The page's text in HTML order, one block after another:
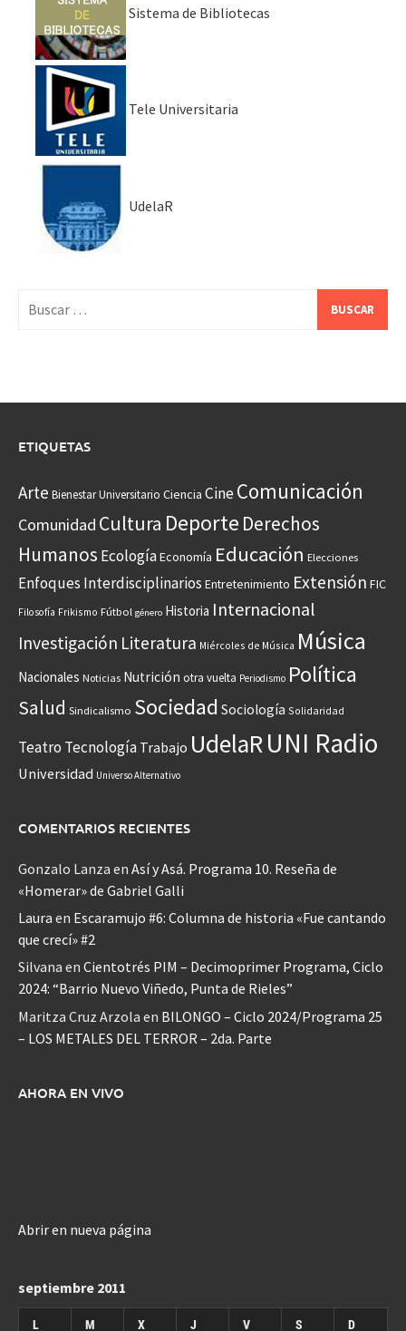
Sistema de Bibliotecas
Tele Universitaria
UdelaR
ETIQUETAS
Arte Bienestar Universitario Ciencia CineComunicación
Comunidad Cultura Deporte Derechos
Humanos EcologíaEconomía Educación Elecciones
Enfoques Interdisciplinarios Entretenimiento Extensión FIC
Filosofía Frikismo Fútbol género Historia Internacional
Investigación Literatura Miércoles de Música Música
Nacionales Noticias Nutrición otra vuelta Periodismo Política
Salud Sindicalismo Sociedad Sociología Solidaridad
Teatro Tecnología Trabajo UdelaR UNI Radio
Universidad Universo Alternativo
COMENTARIOS RECIENTES
Gonzalo Lanza en Así y Asá. Programa 10. Reseña de
«Homerar» de Gabriel Galli
Laura en Escaramujo #6: Columna de historia «Fue cantando
que crecí» #2
Silvana en Cientotrés PIM – Decimoprimer Programa, Ciclo
2024: “Barrio Nuevo Viñedo, Punta de Rieles”
Maritza Cruz Arzola en BILONGO – Ciclo 2024/Programa 25
– LOS METALES DEL TERROR – 2da. Parte
AHORA EN VIVO
Abrir en nueva página
septiembre 2011
L M X J V S D